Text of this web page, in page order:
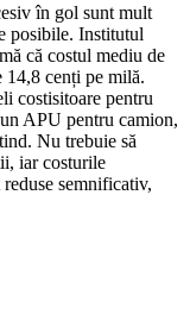
în gol sunt mult
posibile. Institutul
că costul mediu de
14,8 cenți pe milă.
costisitoare pentru
APU pentru camion,
Nu trebuie să
iar costurile
semnificativ,